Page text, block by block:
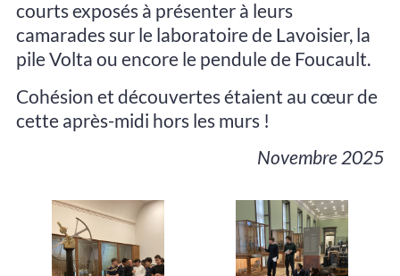
courts exposés à présenter à leurs
camarades sur le laboratoire de Lavoisier, la
pile Volta ou encore le pendule de Foucault.
Cohésion et découvertes étaient au cœur de
cette après-midi hors les murs !
Novembre 2025